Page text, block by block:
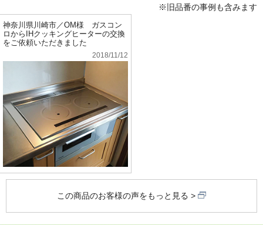
※旧品番の事例も含みます
神奈川県川崎市／OM様 ガスコン
ロからIHクッキングヒーターの交換
をご依頼いただきました
2018/11/12
この商品のお客様の声をもっと見る